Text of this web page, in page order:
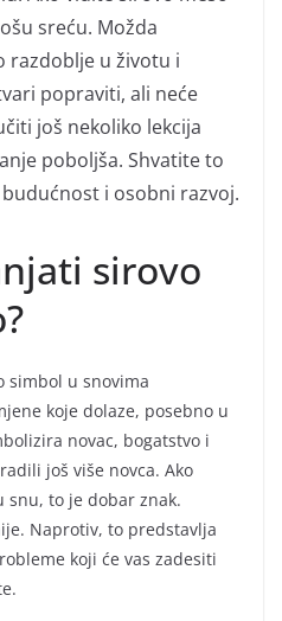
sreću. Možda
razdoblje u životu i
popraviti, ali neće
još nekoliko lekcija
poboljša. Shvatite to
i osobni razvoj.
sirovo
simbol u snovima
koje dolaze, posebno u
novac, bogatstvo i
još više novca. Ako
snu, to je dobar znak.
Naprotiv, to predstavlja
koji će vas zadesiti